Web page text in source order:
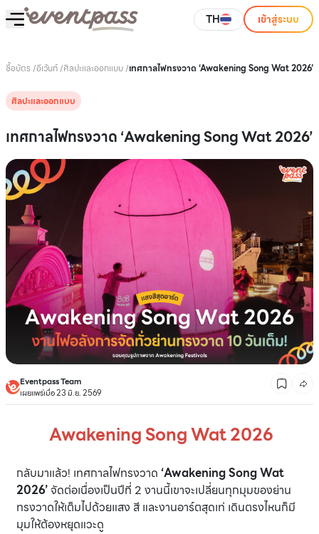
TH เข้าสู่ระบบ
ซื้อบัตร /อีเว้นท์/ศิลปะและออกแบบ/เทศกาลไฟทรงวาด ‘Awakening Song Wat 2026’
ศิลปะและออกแบบ
เทศกาลไฟทรงวาด ‘Awakening Song Wat 2026’
Eventpass Team
เผยแพร่เมื่อ 23 มิ.ย. 2569
Awakening Song Wat 2026
กลับมาแล้ว! เทศกาลไฟทรงวาด ‘Awakening Song Wat
2026’จัดต่อเนื่องเป็นปีที่ 2 งานนี้เขาจะเปลี่ยนทุกมุมของย่าน
ทรงวาดให้เต็มไปด้วยแสง สี และงานอาร์ตสุดเท่ เดินตรงไหนก็มี
มุมให้ต้องหยุดแวะดู